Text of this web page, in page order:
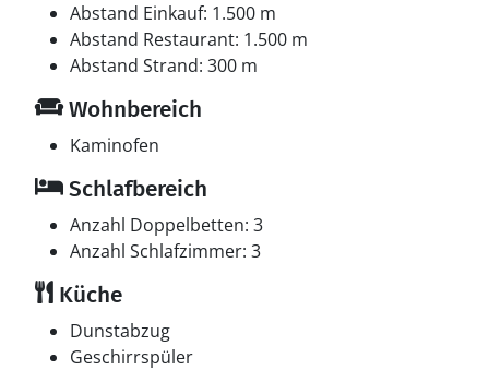
Abstand Einkauf: 1.500 m
Abstand Restaurant: 1.500 m
Abstand Strand: 300 m
Wohnbereich
Kaminofen
Schlafbereich
Anzahl Doppelbetten: 3
Anzahl Schlafzimmer: 3
Küche
Dunstabzug
Geschirrspüler